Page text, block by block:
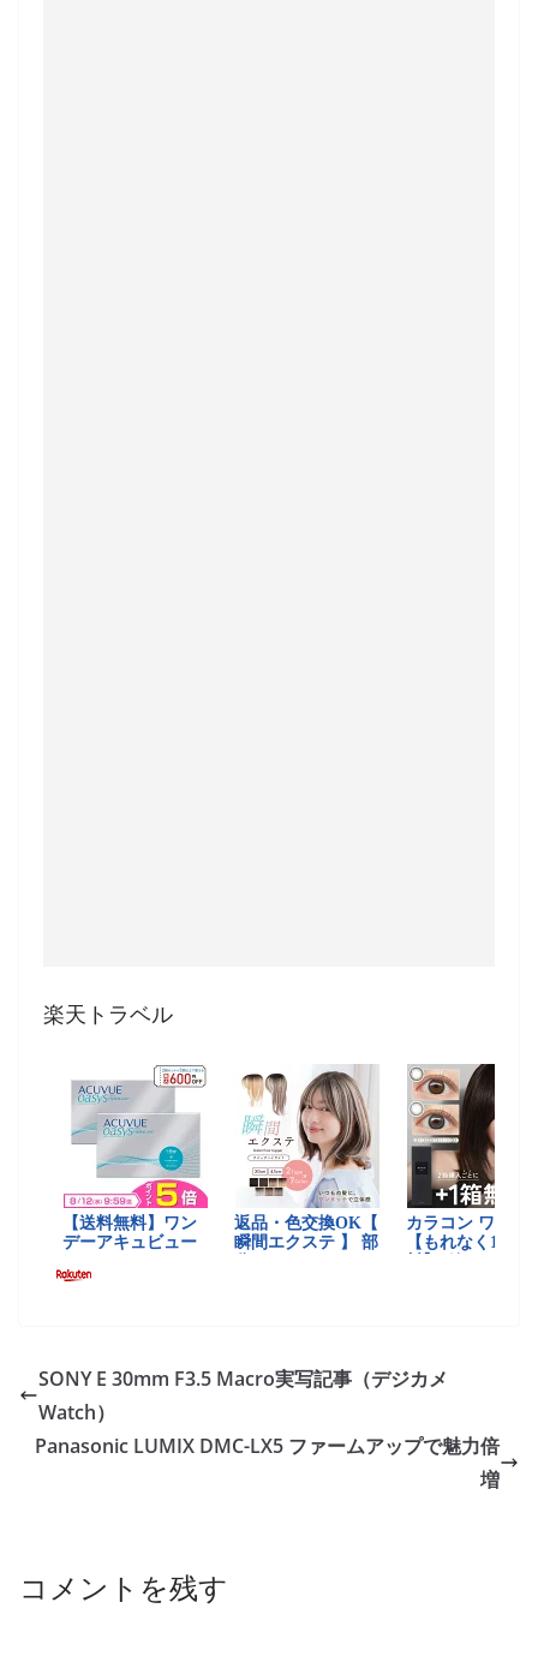
楽天トラベル
SONY E 30mm F3.5 Macro実写記事（デジカメ
Watch）
Panasonic LUMIX DMC-LX5 ファームアップで魅力倍
増
コメントを残す